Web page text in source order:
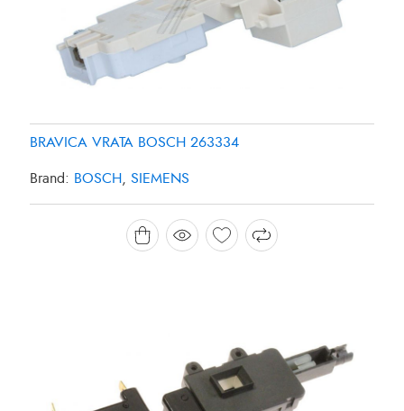
BRAVICA VRATA BOSCH 263334
Brand: BOSCH SIEMENS